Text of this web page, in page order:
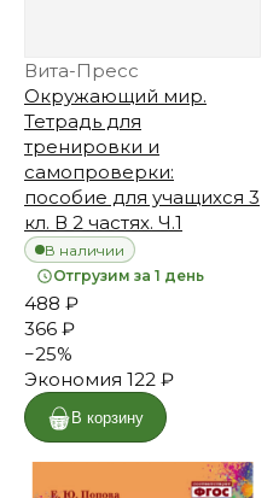
Вита-Пресс
Окружающий мир.
Тетрадь для
тренировки и
самопроверки:
пособие для учащихся 3
кл. В 2 частях. Ч.1
В наличии
Отгрузим за 1 день
488 ₽
366 ₽
−25%
Экономия 122 ₽
В корзину